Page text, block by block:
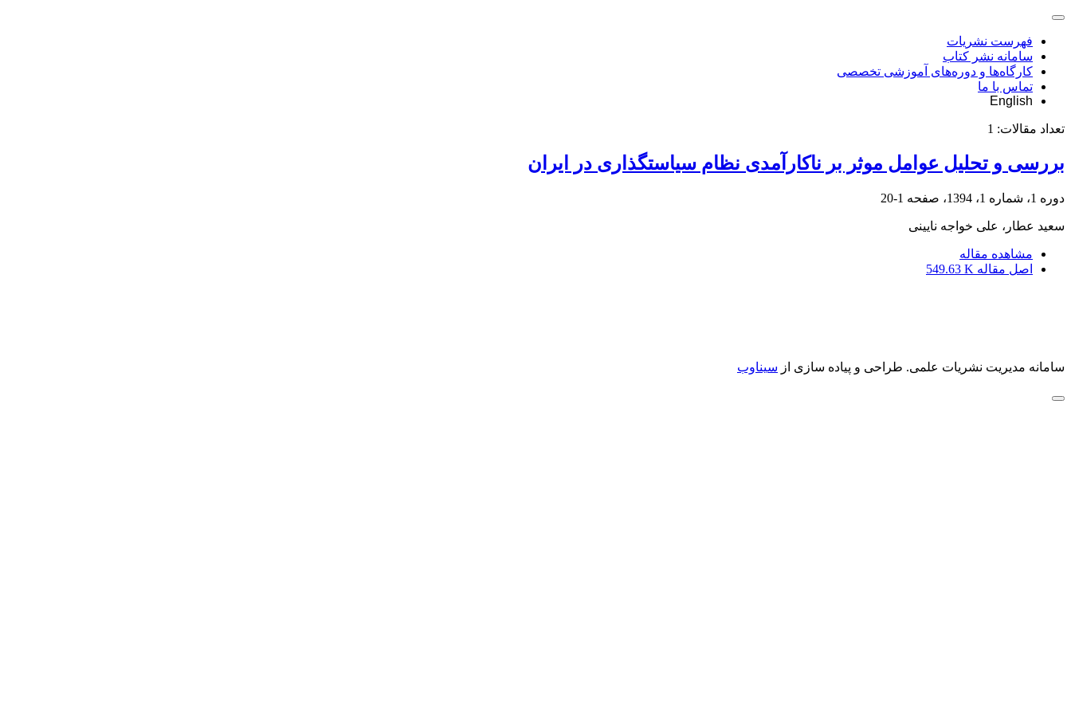
فهرست نشریات
سامانه نشر کتاب
کارگاه‌ها و دوره‌های آموزشی تخصصی
تماس با ما
English
تعداد مقالات: 1
بررسی و تحلیل عوامل موثر بر ناکارآمدی نظام سیاستگذاری در ایران
دوره 1، شماره 1، 1394، صفحه 1-20
سعید عطار، علی خواجه نایینی
مشاهده مقاله
اصل مقاله 549.63 K
سامانه مدیریت نشریات علمی. طراحی و پیاده سازی از سیناوب